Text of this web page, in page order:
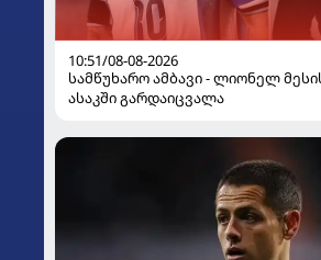
10:51/08-08-2026
სამწუხარო ამბავი - ლიონელ
ასაკში გარდაიცვალა